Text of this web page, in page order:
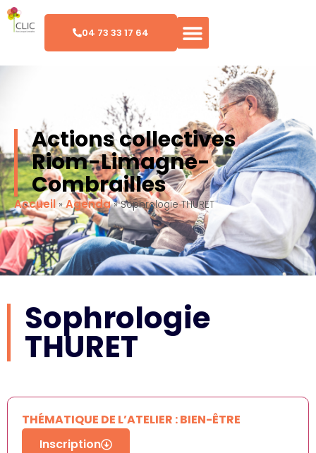
04 73 33 17 64
Actions collectives
Riom-Limagne-
Combrailles
Accueil»Agenda»Sophrologie THURET
Sophrologie
THURET
THÉMATIQUE DE L’ATELIER : BIEN-ÊTRE
Inscription